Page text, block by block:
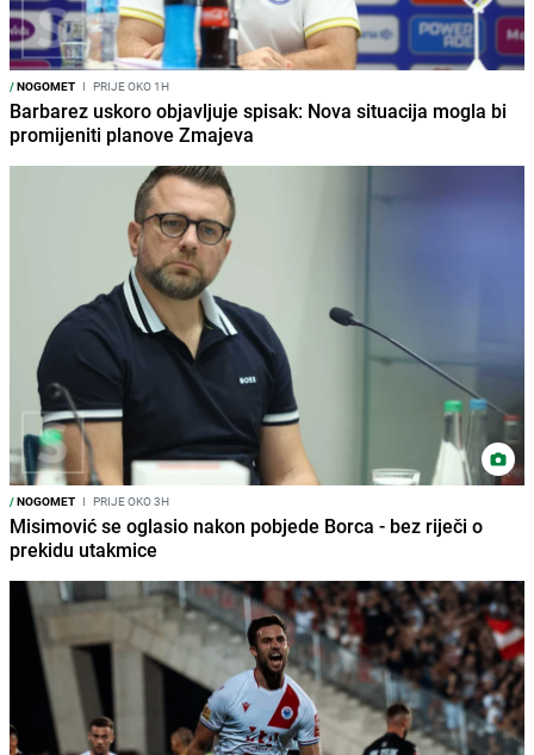
/NOGOMET I PRIJE OKO 1H
Barbarez uskoro objavljuje spisak: Nova situacija mogla bi
promijeniti planove Zmajeva
/NOGOMET I PRIJE OKO 3H
Misimović se oglasio nakon pobjede Borca - bez riječi o
prekidu utakmice